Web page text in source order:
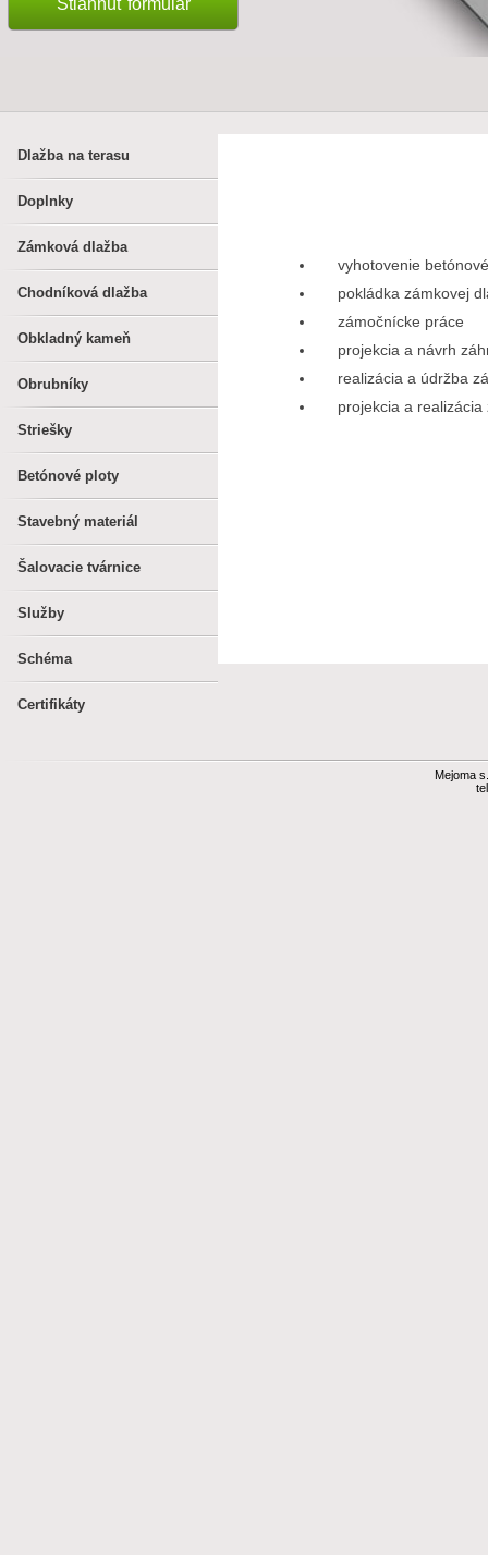
Stiahnúť formulár
Dlažba na terasu
Doplnky
Zámková dlažba
Chodníková dlažba
Obkladný kameň
Obrubníky
Striešky
Betónové ploty
Stavebný materiál
Šalovacie tvárnice
Služby
Schéma
Certifikáty
vyhotovenie
pokládka zámkovej
zámočnícke práce
projekcia a návrh
realizácia a údržba
projekcia a
Mejoma